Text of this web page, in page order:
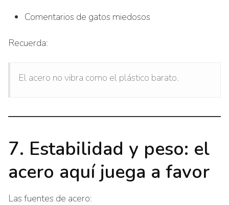
Comentarios de gatos miedosos
Recuerda:
El acero no vibra como el plástico barato.
7. Estabilidad y peso: el
acero aquí juega a favor
Las fuentes de acero: